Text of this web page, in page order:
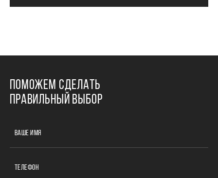
ПОМОЖЕМ СДЕЛАТЬ
ПРАВИЛЬНЫЙ ВЫБОР
ВАШЕ ИМЯ
ТЕЛЕФОН